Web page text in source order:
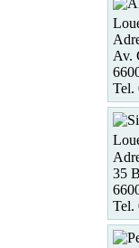
Av.
Tel.
35
Tel.